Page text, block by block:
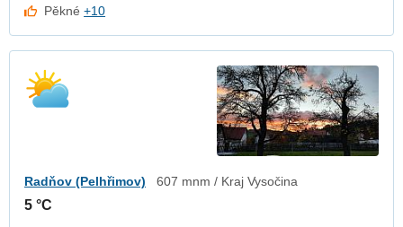
Pěkné+10
Radňov (Pelhřimov) 607 mnm / Kraj Vysočina
5 °C